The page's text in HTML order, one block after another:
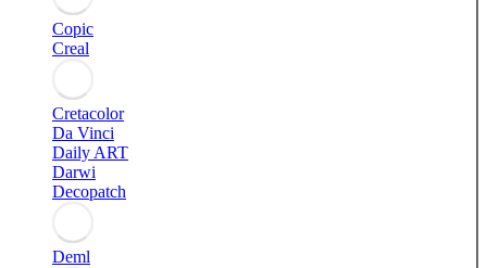
Copic
Creal
Cretacolor
Da Vinci
Daily ART
Darwi
Decopatch
Deml